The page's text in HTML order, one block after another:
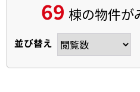
69 棟の物件が
並び替え